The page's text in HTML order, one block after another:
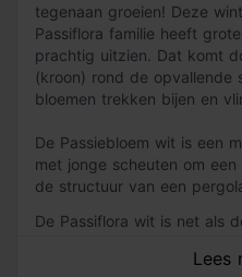
tegenaan groeien! Deze
Passiflora familie heeft
prachtig uitzien. Dat komt
(kroon) rond de opvallende
bloemen trekken bijen en
De Passiebloem wit is een
met jonge scheuten om
de structuur van een
Lees
De Passiflora wit is net als
temperaturen tot -12